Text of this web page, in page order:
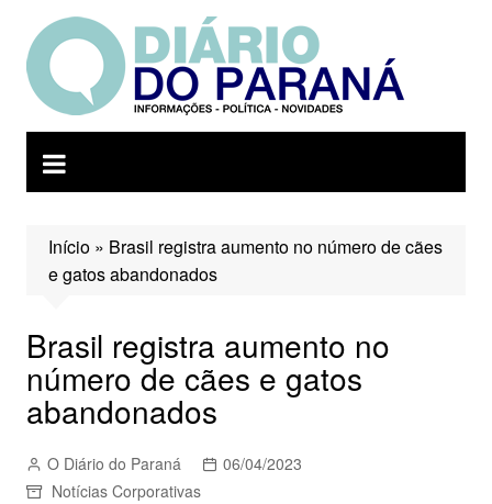
para
conteúdo
Início» Brasil registra aumento no número de cães
e gatos abandonados
Brasil registra aumento no
número de cães e gatos
abandonados
O Diário do Paraná
06/04/2023
Notícias Corporativas